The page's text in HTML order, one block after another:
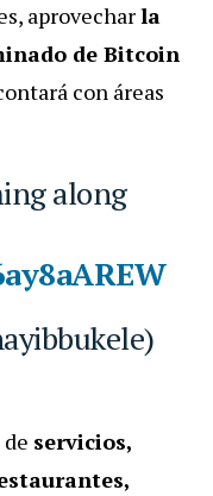
aprovecharla
de Bitcoin
con áreas
along
servicios,